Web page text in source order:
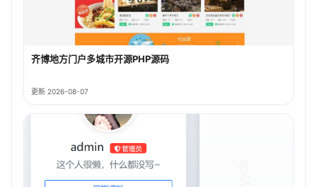
齐博地方门户多城市开源PHP源码
更新 2026-08-07